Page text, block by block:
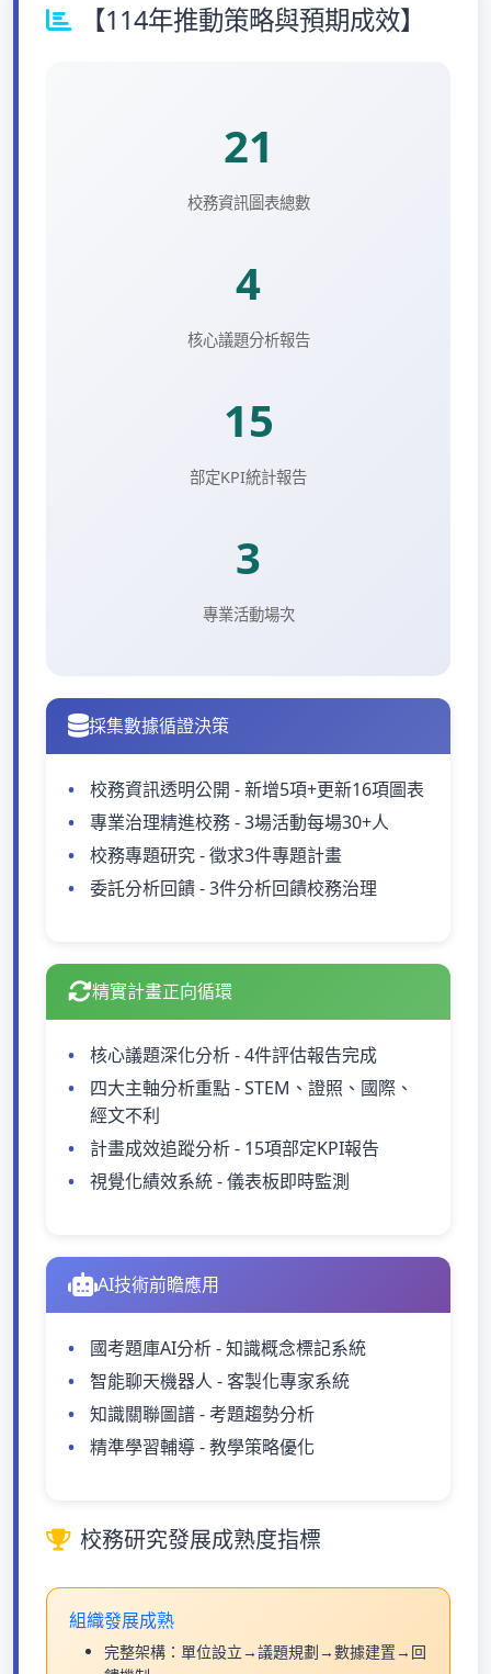
【114年推動策略與預期成效】
21
校務資訊圖表總數
4
核心議題分析報告
15
部定KPI統計報告
3
專業活動場次
採集數據循證決策
校務資訊透明公開 - 新增5項+更新16項圖表
專業治理精進校務 - 3場活動每場30+人
校務專題研究 - 徵求3件專題計畫
委託分析回饋 - 3件分析回饋校務治理
精實計畫正向循環
核心議題深化分析 - 4件評估報告完成
四大主軸分析重點 - STEM、證照、國際、
經文不利
計畫成效追蹤分析 - 15項部定KPI報告
視覺化績效系統 - 儀表板即時監測
AI技術前瞻應用
國考題庫AI分析 - 知識概念標記系統
智能聊天機器人 - 客製化專家系統
知識關聯圖譜 - 考題趨勢分析
精準學習輔導 - 教學策略優化
校務研究發展成熟度指標
組織發展成熟
完整架構：單位設立→議題規劃→數據建置→回